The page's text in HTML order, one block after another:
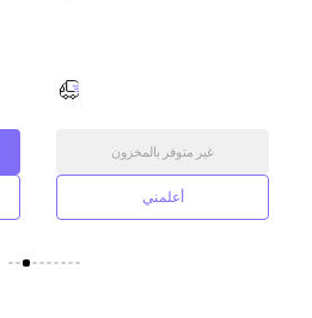
غير متوفر بالمخزون
أعلمني